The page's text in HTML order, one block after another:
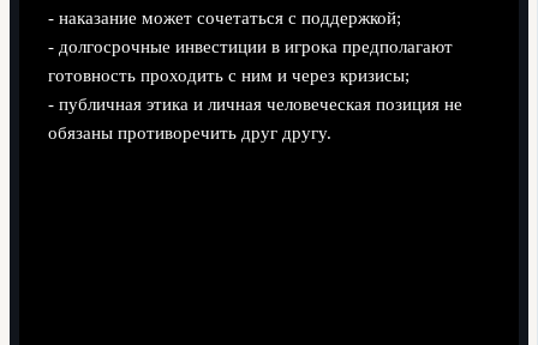
- наказание может сочетаться с поддержкой;
- долгосрочные инвестиции в игрока предполагают
готовность проходить с ним и через кризисы;
- публичная этика и личная человеческая позиция не
обязаны противоречить друг другу.